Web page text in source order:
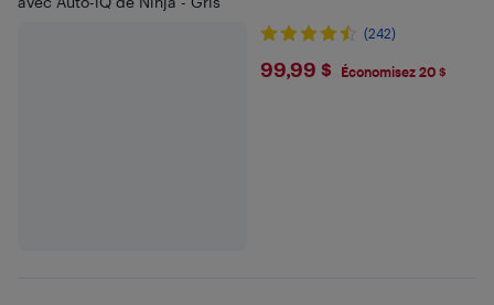
(242)
$99.99
99,99 $ Économisez 20 $